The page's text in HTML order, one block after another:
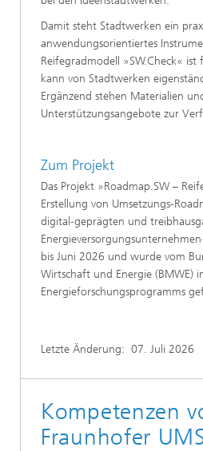
Damit steht Stadtwerken ein
anwendungsorientiertes
Reifegradmodell »SW.Check«
kann von Stadtwerken
Ergänzend stehen Materialien
Unterstützungsangebote zur
Zum Projekt
Das Projekt »Roadmap.SW –
Erstellung von Umsetzungs-
digital-geprägten und
bis Juni 2026 und wurde vom
Wirtschaft und Energie (BMWE)
Energieforschungsprogramms
Letzte Änderung: 07. Juli 2026
Kompetenzen
Fraunhofer